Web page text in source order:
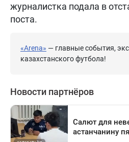
журналистка подала в
поста.
«Arena» — главные события,
казахстанского футбола!